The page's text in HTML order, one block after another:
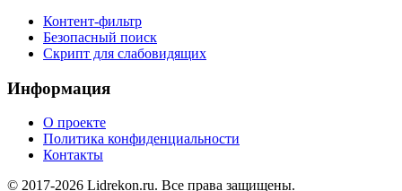
Контент-фильтр
Безопасный поиск
Скрипт для слабовидящих
Информация
О проекте
Политика конфиденциальности
Контакты
© 2017-2026 Lidrekon.ru. Все права защищены.